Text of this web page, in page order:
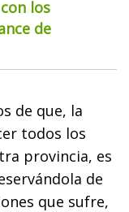
los
de
de que, la
todos los
provincia, es
de
que sufre,